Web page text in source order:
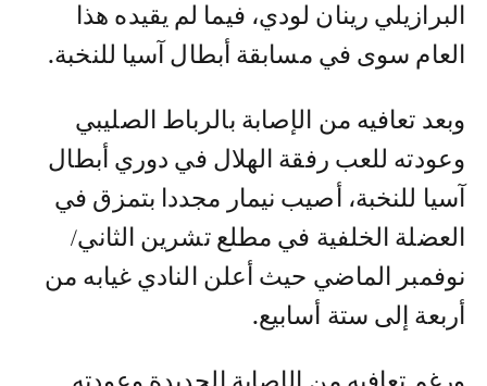
البرازيلي رينان لودي، فيما لم يقيده هذا
العام سوى في مسابقة أبطال آسيا للنخبة.
وبعد تعافيه من الإصابة بالرباط الصليبي
وعودته للعب رفقة الهلال في دوري أبطال
آسيا للنخبة، أصيب نيمار مجددا بتمزق في
العضلة الخلفية في مطلع تشرين الثاني/
نوفمبر الماضي حيث أعلن النادي غيابه من
أربعة إلى ستة أسابيع.